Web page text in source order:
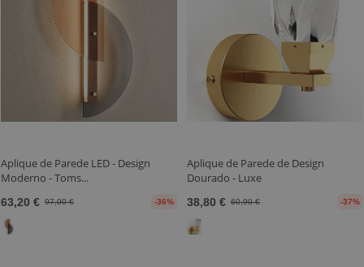
Aplique de Parede LED - Design
Moderno - Toms...
63,20 € 97,90 € -36%
Aplique de Parede de Design
Dourado - Luxe
38,80 € 60,90 € -37%